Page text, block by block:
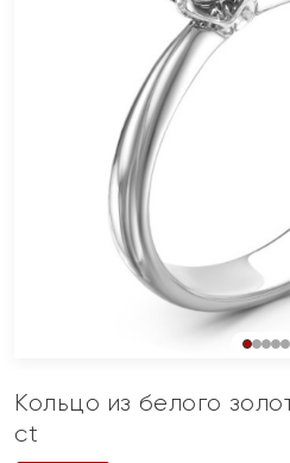
Кольцо из белого
ct